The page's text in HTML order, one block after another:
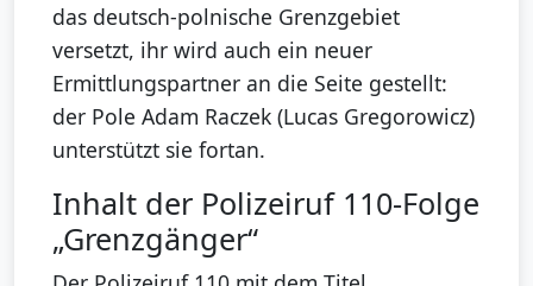
das deutsch-polnische Grenzgebiet
versetzt, ihr wird auch ein neuer
Ermittlungspartner an die Seite gestellt:
der Pole Adam Raczek (Lucas Gregorowicz)
unterstützt sie fortan.
Inhalt der Polizeiruf 110-Folge
„Grenzgänger“